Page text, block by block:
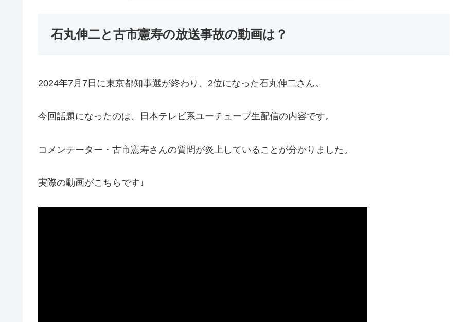
石丸伸二と古市憲寿の放送事故の動画は？
2024年7月7日に東京都知事選が終わり、2位になった石丸伸二さん。
今回話題になったのは、日本テレビ系ユーチューブ生配信の内容です。
コメンテーター・古市憲寿さんの質問が炎上していることが分かりました。
実際の動画がこちらです↓